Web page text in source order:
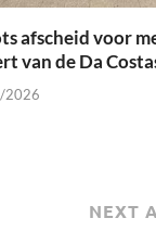
afscheid voor
van de Da
2026
NEXT